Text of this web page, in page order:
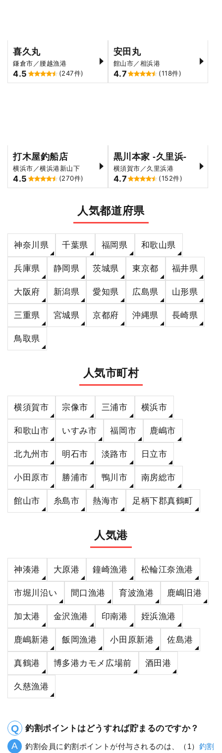
喜久丸
鎌倉市／腰越漁港
4.5 (247件)
安田丸
館山市／相浜港
4.7 (118件)
打木屋釣船店
横浜市／横浜港新山下
4.5 (270件)
黒川本家 -久里浜-
横須賀市／久里浜港
4.7 (152件)
人気都道府県
神奈川県 千葉県 福岡県 和歌山県
兵庫県 静岡県 茨城県 東京都 福井県
大阪府 新潟県 愛知県 広島県 山形県
三重県 宮城県 京都府 沖縄県 長崎県
鳥取県
人気市町村
横須賀市 宗像市 三浦市 横浜市
和歌山市 いすみ市 福岡市 鹿嶋市
北九州市 明石市 淡路市 日立市
小田原市 勝浦市 鴨川市 南房総市
館山市 糸島市 熱海市 足柄下郡真鶴町
人気港
神湊港 大原港 鐘崎漁港 松輪江奈漁港
市堀川沿い 間口漁港 育波漁港 鹿嶋旧港
加太港 金沢漁港 印南港 姪浜漁港
鹿嶋新港 飯岡漁港 小田原新港 佐島港
真鶴港 博多港カモメ広場前 酒田港
久慈漁港
釣割ポイントはどうすれば貯まるのですか？
釣割会員に釣割ポイントが付与されるのは、（1） 釣割